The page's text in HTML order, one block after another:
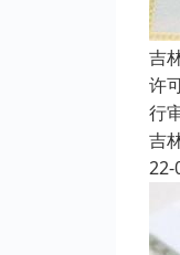
吉
许
行
吉
22-